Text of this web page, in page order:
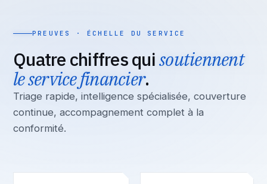
PREUVES · ÉCHELLE DU SERVICE
Quatre chiffres quisoutiennent
le service financier.
Triage rapide, intelligence spécialisée, couverture
continue, accompagnement complet à la
conformité.